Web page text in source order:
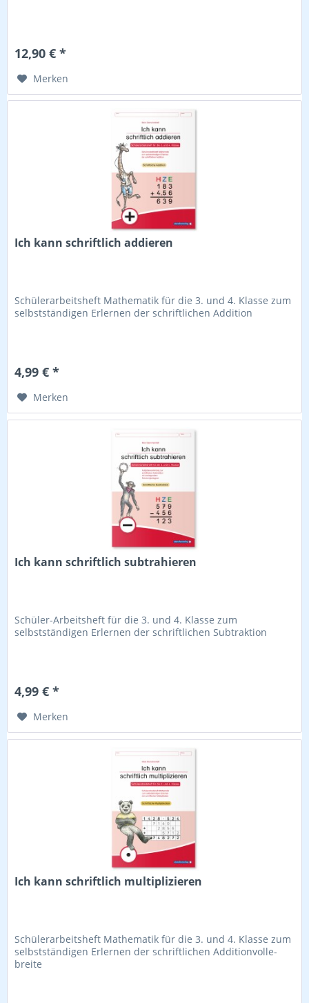
12,90 € *
Merken
Ich kann schriftlich addieren
Schülerarbeitsheft Mathematik für die 3. und 4. Klasse zum
selbstständigen Erlernen der schriftlichen Addition
4,99 € *
Merken
Ich kann schriftlich subtrahieren
Schüler-Arbeitsheft für die 3. und 4. Klasse zum
selbstständigen Erlernen der schriftlichen Subtraktion
4,99 € *
Merken
Ich kann schriftlich multiplizieren
Schülerarbeitsheft Mathematik für die 3. und 4. Klasse zum
selbstständigen Erlernen der schriftlichen Additionvolle-
breite